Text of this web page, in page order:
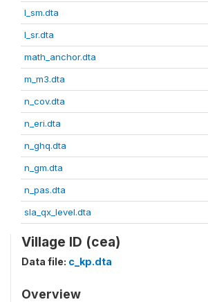
l_sm.dta
l_sr.dta
math_anchor.dta
m_m3.dta
n_cov.dta
n_eri.dta
n_ghq.dta
n_gm.dta
n_pas.dta
sla_qx_level.dta
Village ID (cea)
Data file: c_kp.dta
Overview